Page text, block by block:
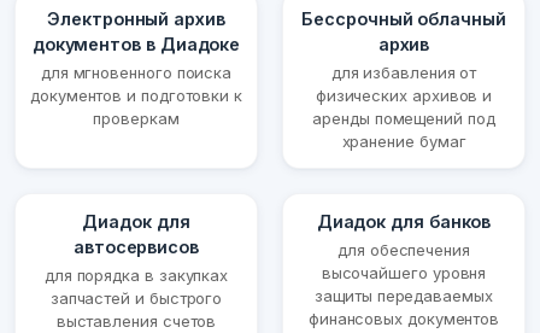
Электронный архив
документов в Диадоке
для мгновенного поиска
документов и подготовки к
проверкам
Бессрочный облачный
архив
для избавления от
физических архивов и
аренды помещений под
хранение бумаг
Диадок для
автосервисов
для порядка в закупках
запчастей и быстрого
выставления счетов
Диадок для банков
для обеспечения
высочайшего уровня
защиты передаваемых
финансовых документов